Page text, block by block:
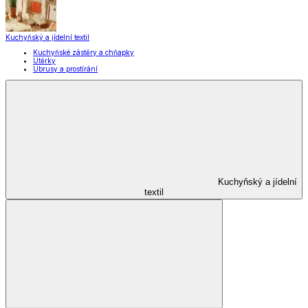
Kuchyňský a jídelní textil
Kuchyňské zástěry a chňapky
Utěrky
Ubrusy a prostírání
Kuchyňský a jídelní
textil